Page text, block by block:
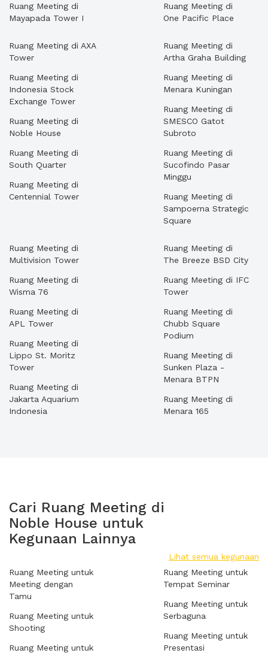
Ruang Meeting di
Mayapada Tower I
Ruang Meeting di
One Pacific Place
Ruang Meeting di AXA
Tower
Ruang Meeting di
Indonesia Stock
Exchange Tower
Ruang Meeting di
Noble House
Ruang Meeting di
South Quarter
Ruang Meeting di
Centennial Tower
Ruang Meeting di
Artha Graha Building
Ruang Meeting di
Menara Kuningan
Ruang Meeting di
SMESCO Gatot
Subroto
Ruang Meeting di
Sucofindo Pasar
Minggu
Ruang Meeting di
Sampoerna Strategic
Square
Ruang Meeting di
Multivision Tower
Ruang Meeting di
Wisma 76
Ruang Meeting di
APL Tower
Ruang Meeting di
Lippo St. Moritz
Tower
Ruang Meeting di
Jakarta Aquarium
Indonesia
Ruang Meeting di
The Breeze BSD City
Ruang Meeting di IFC
Tower
Ruang Meeting di
Chubb Square
Podium
Ruang Meeting di
Sunken Plaza -
Menara BTPN
Ruang Meeting di
Menara 165
Cari Ruang Meeting di
Noble House untuk
Kegunaan Lainnya
Lihat semua kegunaan
Ruang Meeting untuk
Meeting dengan
Tamu
Ruang Meeting untuk
Shooting
Ruang Meeting untuk
Ruang Meeting untuk
Tempat Seminar
Ruang Meeting untuk
Serbaguna
Ruang Meeting untuk
Presentasi